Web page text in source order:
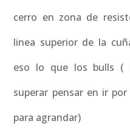
cerro en zona de
linea superior de la
eso lo que los bulls (
superar pensar en ir
para agrandar)